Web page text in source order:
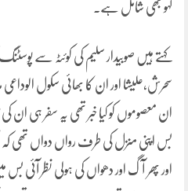
لہو بھی شامل ہے۔
کہتے ہیں صوبیدار سلیم کی کوئٹہ سے
سحرش،علیشا اور ان کا بھائی سکول
ان معصوموں کو کیا خبر تھی یہ سفر ہی ان
بس اپنی منزل کی طرف رواں دواں تھی کہ